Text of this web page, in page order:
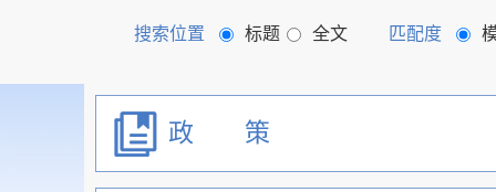
搜索位置 标题 全文 匹配度
政 策